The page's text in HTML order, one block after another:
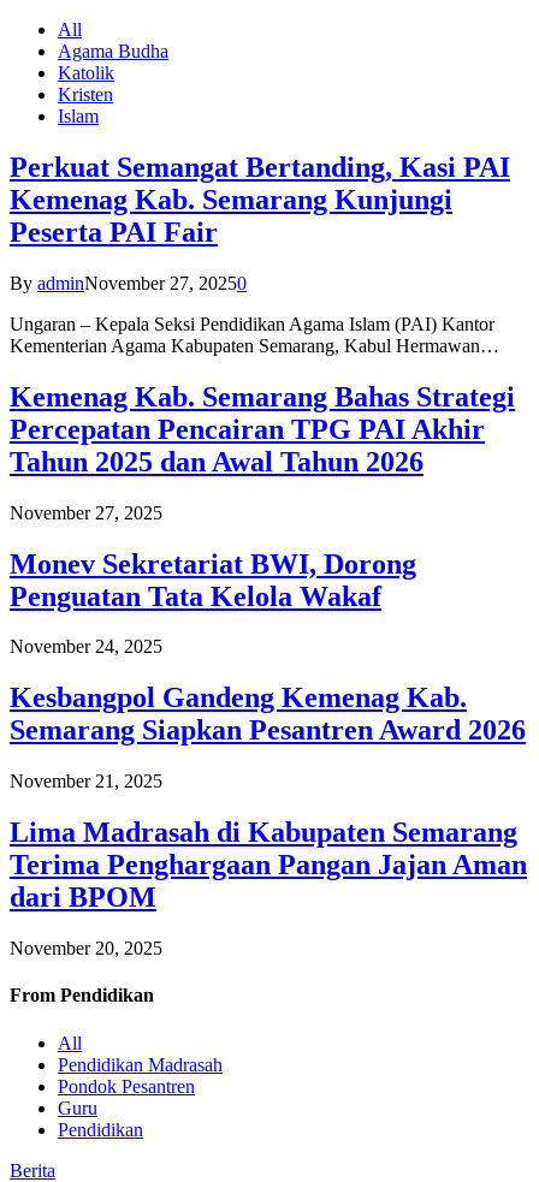
All
Agama Budha
Katolik
Kristen
Islam
Perkuat Semangat Bertanding, Kasi PAI
Kemenag Kab. Semarang Kunjungi
Peserta PAI Fair
By adminNovember 27, 20250
Ungaran – Kepala Seksi Pendidikan Agama Islam (PAI) Kantor
Kementerian Agama Kabupaten Semarang, Kabul Hermawan…
Kemenag Kab. Semarang Bahas Strategi
Percepatan Pencairan TPG PAI Akhir
Tahun 2025 dan Awal Tahun 2026
November 27, 2025
Monev Sekretariat BWI, Dorong
Penguatan Tata Kelola Wakaf
November 24, 2025
Kesbangpol Gandeng Kemenag Kab.
Semarang Siapkan Pesantren Award 2026
November 21, 2025
Lima Madrasah di Kabupaten Semarang
Terima Penghargaan Pangan Jajan Aman
dari BPOM
November 20, 2025
From Pendidikan
All
Pendidikan Madrasah
Pondok Pesantren
Guru
Pendidikan
Berita